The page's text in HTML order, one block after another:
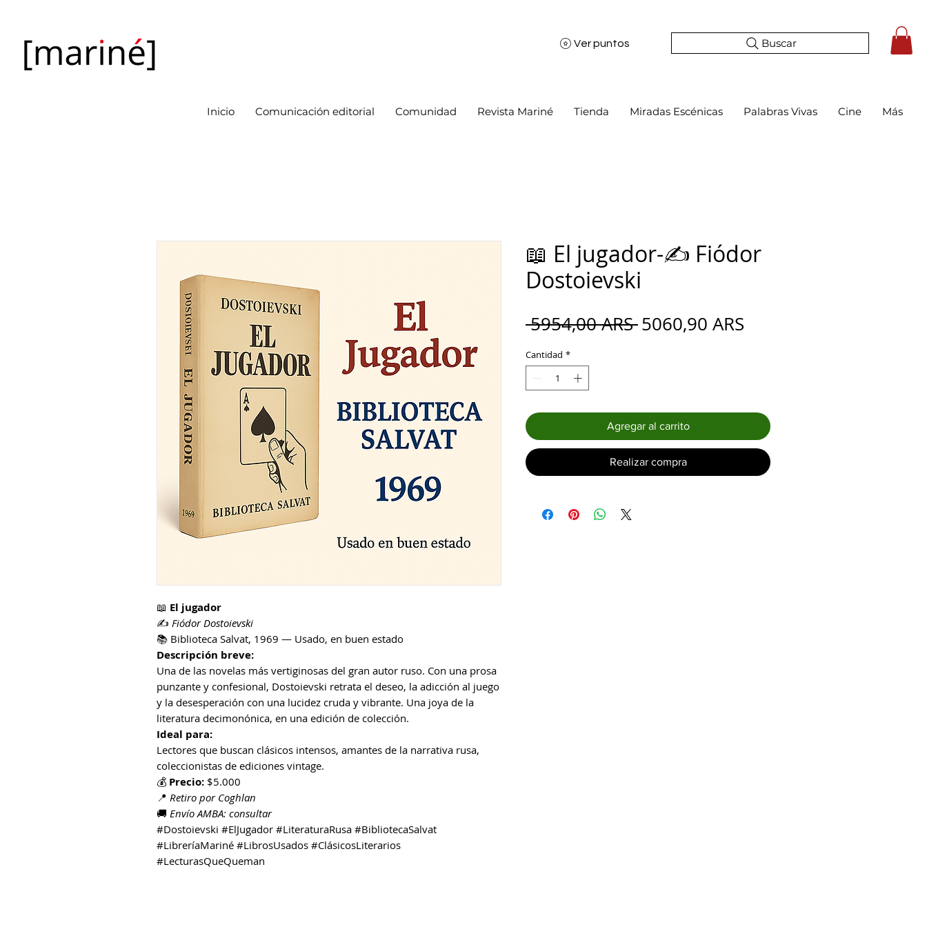
Ver puntos Buscar
Inicio Comunicación editorial Comunidad Revista Mariné Tienda Miradas Escénicas Palabras Vivas Cine Más
📖 El jugador
✍️ Fiódor Dostoievski
📚 Biblioteca Salvat, 1969 — Usado, en buen estado
Descripción breve:
Una de las novelas más vertiginosas del gran autor ruso. Con una prosa
punzante y confesional, Dostoievski retrata el deseo, la adicción al juego
y la desesperación con una lucidez cruda y vibrante. Una joya de la
literatura decimonónica, en una edición de colección.
Ideal para:
Lectores que buscan clásicos intensos, amantes de la narrativa rusa,
coleccionistas de ediciones vintage.
💰 Precio: $5.000
📍 Retiro por Coghlan
🚚 Envío AMBA: consultar
#Dostoievski #ElJugador #LiteraturaRusa #BibliotecaSalvat
#LibreríaMariné #LibrosUsados #ClásicosLiterarios
#LecturasQueQueman
📖 El jugador-✍️ Fiódor
Dostoievski
5954,00 ARS Precio
5060,90 ARS
Cantidad *
Agregar al carrito
Realizar compra